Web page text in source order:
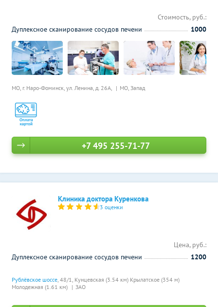
МО, г. Наро-Фоминск, ул. Ленина, д. 26А, МО, Запад
Стоимость, руб.:
Дуплексное сканирование сосудов печени
1000
+7 495 255-71-77
Клиника доктора Куренкова
3 оценки
Рублёвское шоссе, 48/1, Кунцевская (3.54 км) Крылатское (354 м)
Молодежная (1.61 км)
ЗАО
Цена, руб.:
Дуплексное сканирование сосудов печени
1200